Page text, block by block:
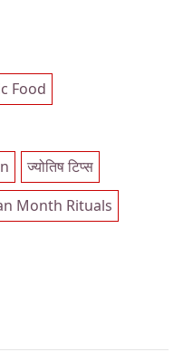
Food
ज्योतिष टिप्स
Month Rituals